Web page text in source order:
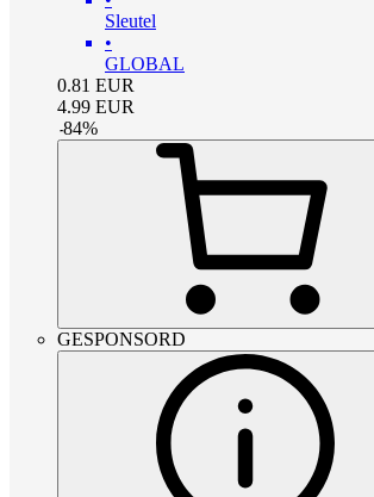
Sleutel
•
GLOBAL
0.81 EUR
4.99 EUR
-84%
GESPONSORD